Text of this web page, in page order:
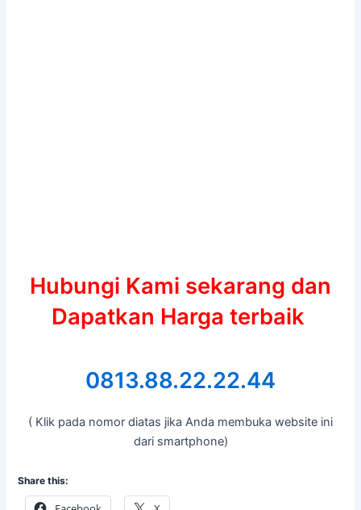
Hubungi Kami sekarang dan
Dapatkan Harga terbaik
0813.88.22.22.44
( Klik pada nomor diatas jika Anda membuka website ini
dari smartphone)
Share this: